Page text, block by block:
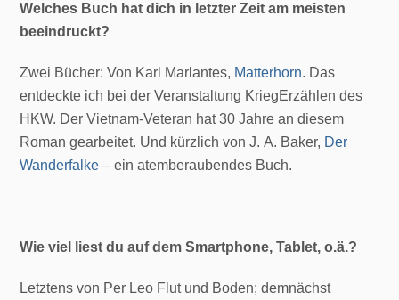
Welches Buch hat dich in letzter Zeit am meisten
beeindruckt?
Zwei Bücher: Von Karl Marlantes, Matterhorn. Das
entdeckte ich bei der Veranstaltung KriegErzählen des
HKW. Der Vietnam-Veteran hat 30 Jahre an diesem
Roman gearbeitet. Und kürzlich von J. A. Baker, Der
Wanderfalke – ein atemberaubendes Buch.
Wie viel liest du auf dem Smartphone, Tablet, o.ä.?
Letztens von Per Leo Flut und Boden; demnächst